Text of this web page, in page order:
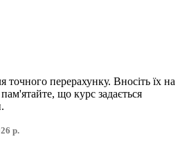
точного перерахунку. Вносіть їх на
що курс задається
р.